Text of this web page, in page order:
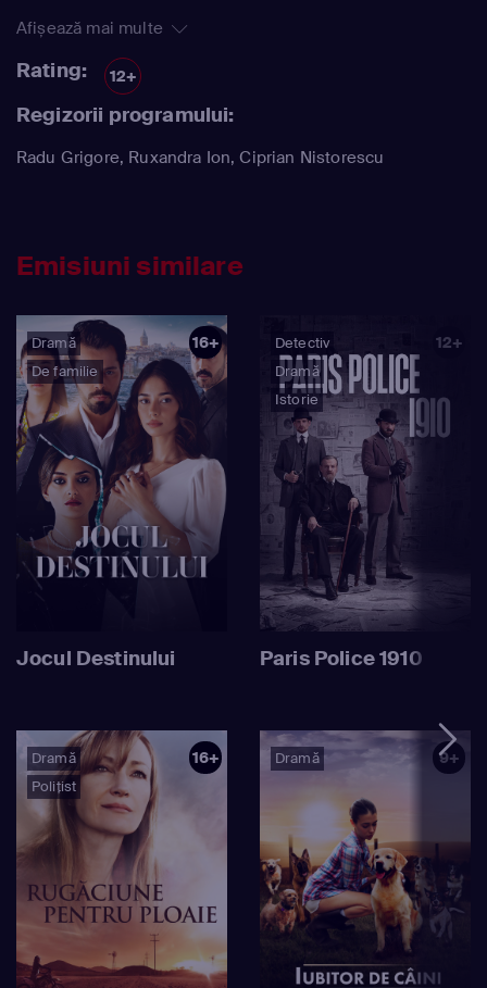
Afișează mai multe
Rating: 12+
Regizorii programului:
Radu Grigore, Ruxandra Ion, Ciprian Nistorescu
Emisiuni similare
Dramă
De familie
16+
Jocul Destinului
Detectiv
Dramă
Istorie
12+
Paris Police 1910
Dramă
Polițist
16+ Dramă 9+